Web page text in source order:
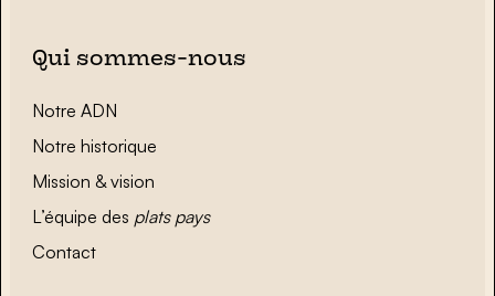
Qui sommes-nous
Notre ADN
Notre historique
Mission & vision
L’équipe des plats pays
Contact